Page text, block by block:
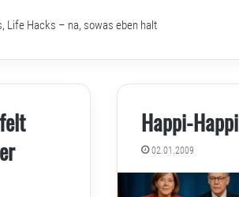
Life Hacks – na, sowas eben halt
Happi-
02.01.2009